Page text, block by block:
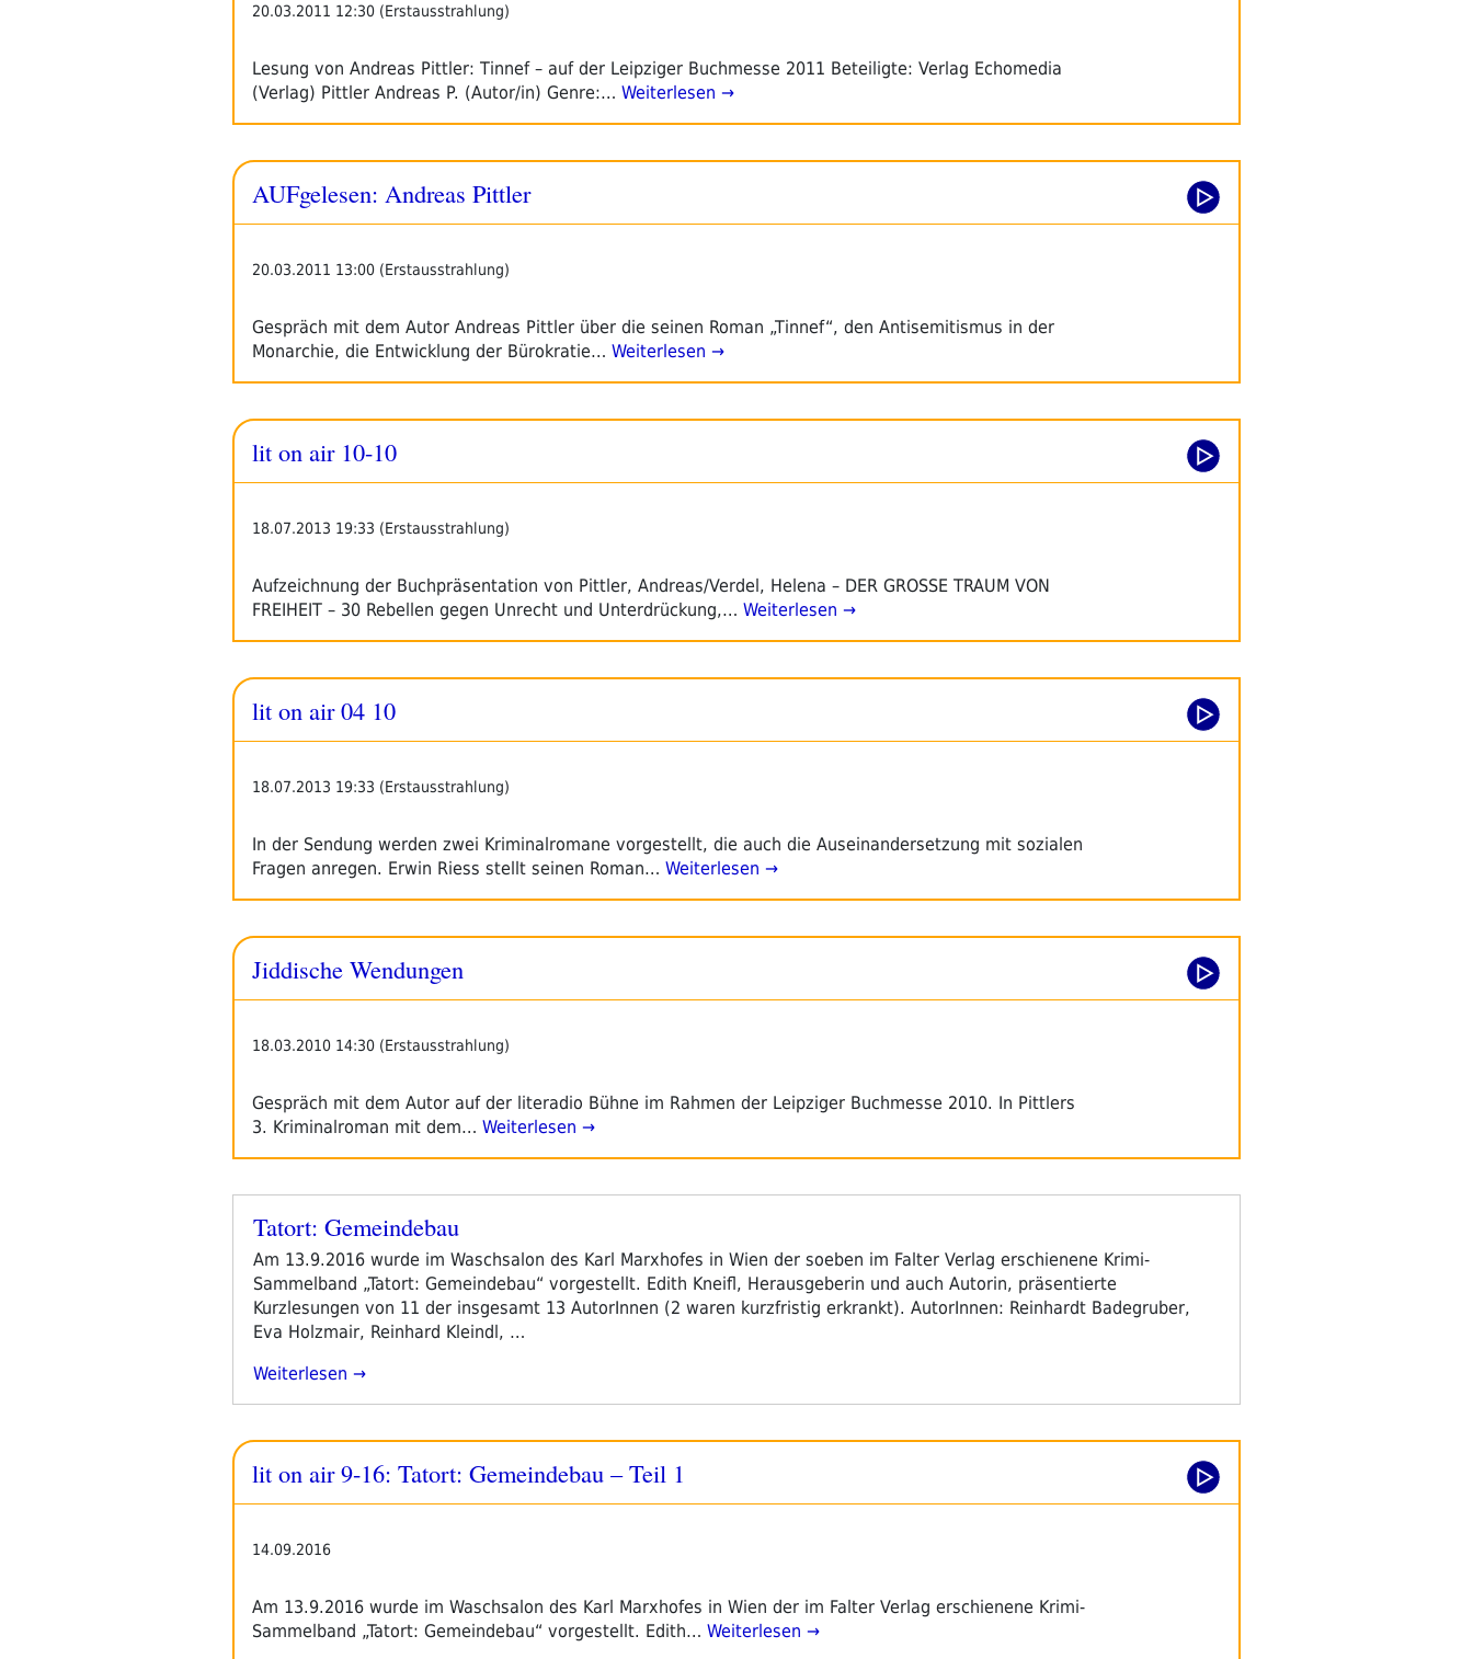
20.03.2011 12:30 (Erstausstrahlung)
Lesung von Andreas Pittler: Tinnef – auf der Leipziger Buchmesse 2011 Beteiligte: Verlag Echomedia
(Verlag) Pittler Andreas P. (Autor/in) Genre:… Weiterlesen →
AUFgelesen: Andreas Pittler
20.03.2011 13:00 (Erstausstrahlung)
Gespräch mit dem Autor Andreas Pittler über die seinen Roman „Tinnef“, den Antisemitismus in der
Monarchie, die Entwicklung der Bürokratie… Weiterlesen →
lit on air 10-10
18.07.2013 19:33 (Erstausstrahlung)
Aufzeichnung der Buchpräsentation von Pittler, Andreas/Verdel, Helena – DER GROSSE TRAUM VON
FREIHEIT – 30 Rebellen gegen Unrecht und Unterdrückung,… Weiterlesen →
lit on air 04 10
18.07.2013 19:33 (Erstausstrahlung)
In der Sendung werden zwei Kriminalromane vorgestellt, die auch die Auseinandersetzung mit sozialen
Fragen anregen. Erwin Riess stellt seinen Roman… Weiterlesen →
Jiddische Wendungen
18.03.2010 14:30 (Erstausstrahlung)
Gespräch mit dem Autor auf der literadio Bühne im Rahmen der Leipziger Buchmesse 2010. In Pittlers
3. Kriminalroman mit dem… Weiterlesen →
Veröffentlicht
Tatort: Gemeindebau
Am 13.9.2016 wurde im Waschsalon des Karl Marxhofes in Wien der soeben im Falter Verlag erschienene Krimi-
Sammelband „Tatort: Gemeindebau“ vorgestellt. Edith Kneifl, Herausgeberin und auch Autorin, präsentierte
Kurzlesungen von 11 der insgesamt 13 AutorInnen (2 waren kurzfristig erkrankt). AutorInnen: Reinhardt Badegruber,
Eva Holzmair, Reinhard Kleindl, …
„Tatort:
Weiterlesen
lit on air 9-16: Tatort: Gemeindebau – Teil 1
14.09.2016
Am 13.9.2016 wurde im Waschsalon des Karl Marxhofes in Wien der im Falter Verlag erschienene Krimi-
Sammelband „Tatort: Gemeindebau“ vorgestellt. Edith… Weiterlesen →